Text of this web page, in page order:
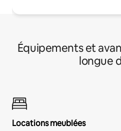
Équipements et
longue
Locations meublées